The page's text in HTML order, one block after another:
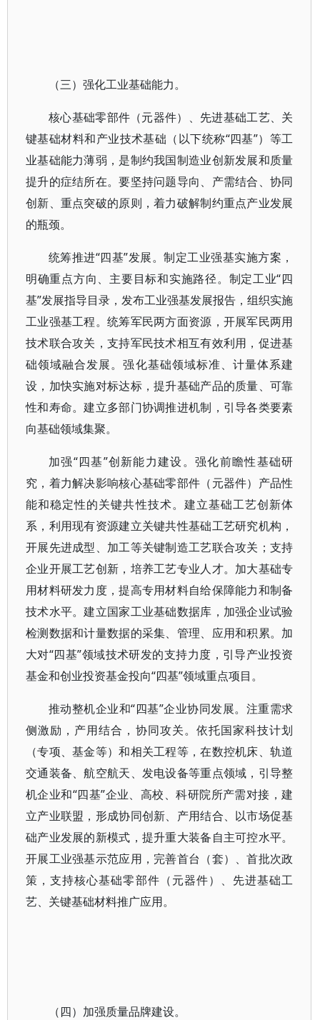
（三）强化工业基础能力。
核心基础零部件（元器件）、先进基础工艺、关
键基础材料和产业技术基础（以下统称“四基”）等工
业基础能力薄弱，是制约我国制造业创新发展和质量
提升的症结所在。要坚持问题导向、产需结合、协同
创新、重点突破的原则，着力破解制约重点产业发展
的瓶颈。
统筹推进“四基”发展。制定工业强基实施方案，
明确重点方向、主要目标和实施路径。制定工业“四
基”发展指导目录，发布工业强基发展报告，组织实施
工业强基工程。统筹军民两方面资源，开展军民两用
技术联合攻关，支持军民技术相互有效利用，促进基
础领域融合发展。强化基础领域标准、计量体系建
设，加快实施对标达标，提升基础产品的质量、可靠
性和寿命。建立多部门协调推进机制，引导各类要素
向基础领域集聚。
加强“四基”创新能力建设。强化前瞻性基础研
究，着力解决影响核心基础零部件（元器件）产品性
能和稳定性的关键共性技术。建立基础工艺创新体
系，利用现有资源建立关键共性基础工艺研究机构，
开展先进成型、加工等关键制造工艺联合攻关；支持
企业开展工艺创新，培养工艺专业人才。加大基础专
用材料研发力度，提高专用材料自给保障能力和制备
技术水平。建立国家工业基础数据库，加强企业试验
检测数据和计量数据的采集、管理、应用和积累。加
大对“四基”领域技术研发的支持力度，引导产业投资
基金和创业投资基金投向“四基”领域重点项目。
推动整机企业和“四基”企业协同发展。注重需求
侧激励，产用结合，协同攻关。依托国家科技计划
（专项、基金等）和相关工程等，在数控机床、轨道
交通装备、航空航天、发电设备等重点领域，引导整
机企业和“四基”企业、高校、科研院所产需对接，建
立产业联盟，形成协同创新、产用结合、以市场促基
础产业发展的新模式，提升重大装备自主可控水平。
开展工业强基示范应用，完善首台（套）、首批次政
策，支持核心基础零部件（元器件）、先进基础工
艺、关键基础材料推广应用。
（四）加强质量品牌建设。